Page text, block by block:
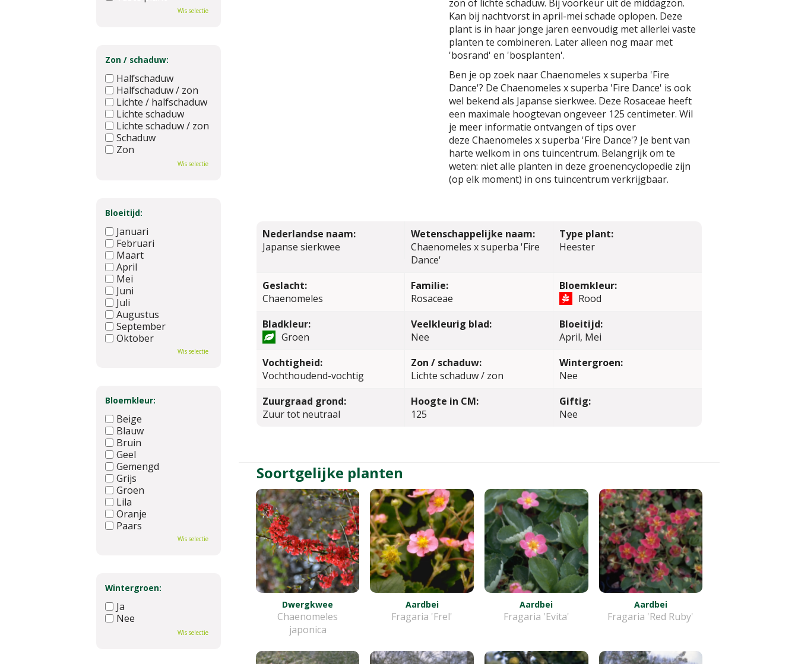
zon of lichte schaduw. Bij voorkeur uit de middagzon.
Kan bij nachtvorst in april-mei schade oplopen. Deze
plant is in haar jonge jaren eenvoudig met allerlei vaste
planten te combineren. Later alleen nog maar met
'bosrand' en 'bosplanten'.
Ben je op zoek naar Chaenomeles x superba 'Fire
Dance'? De Chaenomeles x superba 'Fire Dance' is ook
wel bekend als Japanse sierkwee. Deze Rosaceae heeft
een maximale hoogtevan ongeveer 125 centimeter. Wil
je meer informatie ontvangen of tips over
deze Chaenomeles x superba 'Fire Dance'? Je bent van
harte welkom in ons tuincentrum. Belangrijk om te
weten: niet alle planten in deze groenencyclopedie zijn
(op elk moment) in ons tuincentrum verkrijgbaar.
Nederlandse naam:
Japanse sierkwee
Wetenschappelijke naam:
Chaenomeles x superba 'Fire
Dance'
Type plant:
Heester
Geslacht:
Chaenomeles
Familie:
Rosaceae
Bloemkleur:
Rood
Bladkleur:
Groen
Veelkleurig blad:
Nee
Bloeitijd:
April, Mei
Vochtigheid:
Vochthoudend-vochtig
Zon / schaduw:
Lichte schaduw / zon
Wintergroen:
Nee
Zuurgraad grond:
Zuur tot neutraal
Hoogte in CM:
125
Giftig:
Nee
Soortgelijke planten
Dwergkwee
Chaenomeles
japonica
Aardbei
Fragaria 'Frel'
Aardbei
Fragaria 'Evita'
Aardbei
Fragaria 'Red Ruby'
Wis selectie
Zon / schaduw:
Halfschaduw
Halfschaduw / zon
Lichte / halfschaduw
Lichte schaduw
Lichte schaduw / zon
Schaduw
Zon
Wis selectie
Bloeitijd:
Januari
Februari
Maart
April
Mei
Juni
Juli
Augustus
September
Oktober
Wis selectie
Bloemkleur:
Beige
Blauw
Bruin
Geel
Gemengd
Grijs
Groen
Lila
Oranje
Paars
Wis selectie
Wintergroen:
Ja
Nee
Wis selectie